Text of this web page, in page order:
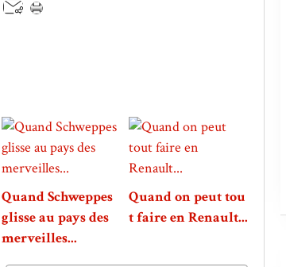
Quand Schweppes
glisse au pays des
merveilles...
Quand on peut tou
t faire en Renault...